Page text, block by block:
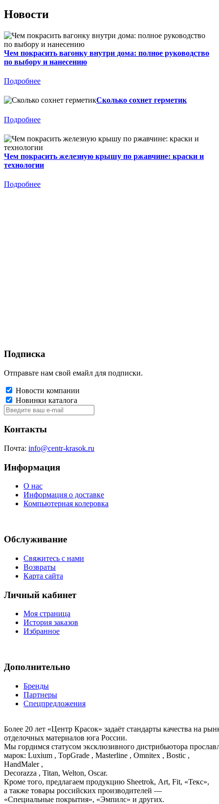
Новости
Чем покрасить вагонку внутри дома: полное руководство
по выбору и нанесению
Подробнее
Сколько сохнет герметик
Подробнее
Чем покрасить железную крышу по ржавчине: краски и
технологии
Подробнее
Подписка
Отправьте нам свой емайл для подписки.
Новости компании
Новинки каталога
Контакты
Почта: info@centr-krasok.ru
Информация
О нас
Информация о доставке
Компьютерная колеровка
Обслуживание
Свяжитесь с нами
Возвраты
Карта сайта
Личный кабинет
Моя страница
История заказов
Избранное
Дополнительно
Бренды
Партнеры
Спецпредложения
Более 20 лет «Центр Красок» задаёт стандарты качества на
отделочных материалов юга России.
Мы гордимся статусом эксклюзивного дистрибьютора
марок: Luxium , TopGrade , Masterline , Omnitex , Bostic ,
HandMaler ,
Decorazza , Titan, Welton, Oscar.
Кроме того, предлагаем продукцию Sheetrok, Art, Fit, «Текс»,
а также товары российских производителей —
«Специальные покрытия», «Эмпилс» и других.